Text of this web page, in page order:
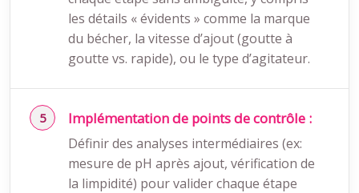
les détails « évidents » comme la marque
du bécher, la vitesse d’ajout (goutte à
goutte vs. rapide), ou le type d’agitateur.
Implémentation de points de contrôle :
Définir des analyses intermédiaires (ex:
mesure de pH après ajout, vérification de
la limpidité) pour valider chaque étape